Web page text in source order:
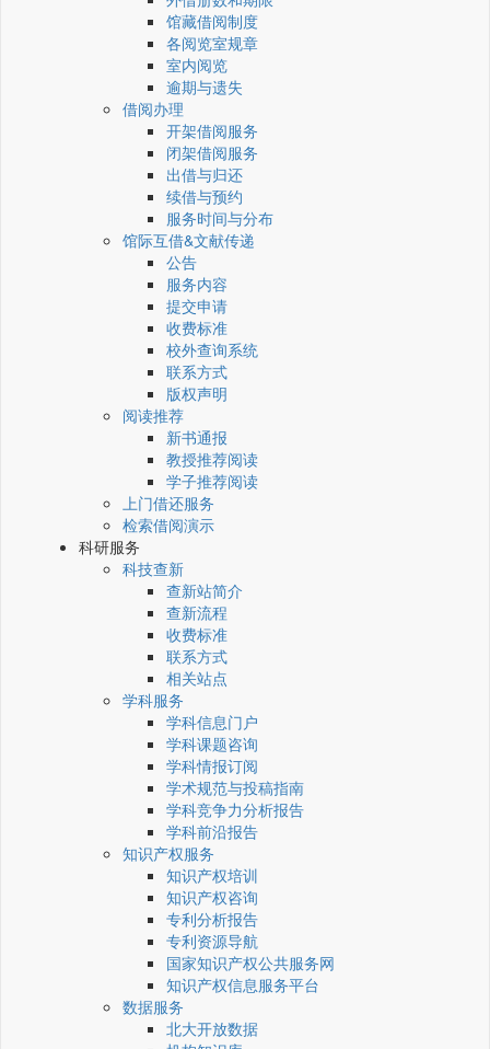
馆藏借阅制度
各阅览室规章
室内阅览
逾期与遗失
借阅办理
开架借阅服务
闭架借阅服务
出借与归还
续借与预约
服务时间与分布
馆际互借&文献传递
公告
服务内容
提交申请
收费标准
校外查询系统
联系方式
版权声明
阅读推荐
新书通报
教授推荐阅读
学子推荐阅读
上门借还服务
检索借阅演示
科研服务
科技查新
查新站简介
查新流程
收费标准
联系方式
相关站点
学科服务
学科信息门户
学科课题咨询
学科情报订阅
学术规范与投稿指南
学科竞争力分析报告
学科前沿报告
知识产权服务
知识产权培训
知识产权咨询
专利分析报告
专利资源导航
国家知识产权公共服务网
知识产权信息服务平台
数据服务
北大开放数据